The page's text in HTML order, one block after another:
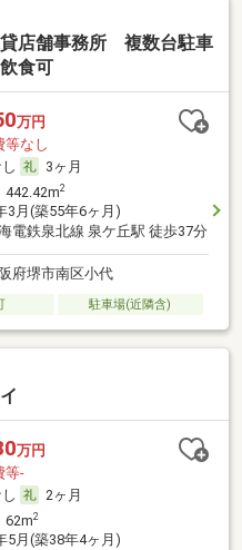
店舗事務所 複数台駐車
食可
万円
等なし
3ヶ月
2
3月(築55年6ヶ月)
電鉄泉北線 泉ケ丘駅 徒歩37分
府堺市南区小代
駐車場(近隣含)
万円
等-
2ヶ月
2
5月(築38年4ヶ月)